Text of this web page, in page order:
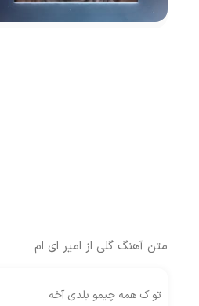
متن آهنگ گلی از امیر ای ام
تو ک همه چیمو بلدی آخه